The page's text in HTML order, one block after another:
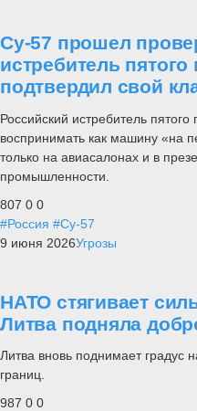
Су-57 прошел
истребитель пятого
подтвердил свой
Российский истребитель
воспринимать как машину «на
только на авиасалонах и в
промышленности.
807 0 0
#Россия #Су-57
9 июня 2026Угрозы
НАТО стягивает
Литва подняла
Литва вновь поднимает градус
границ.
987 0 0